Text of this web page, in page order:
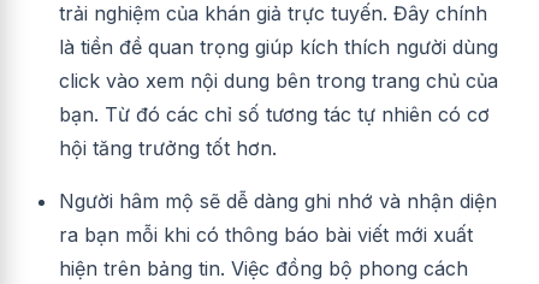
trải nghiệm của khán giả trực tuyến. Đây chính
là tiền đề quan trọng giúp kích thích người dùng
click vào xem nội dung bên trong trang chủ của
bạn. Từ đó các chỉ số tương tác tự nhiên có cơ
hội tăng trưởng tốt hơn.
Người hâm mộ sẽ dễ dàng ghi nhớ và nhận diện
ra bạn mỗi khi có thông báo bài viết mới xuất
hiện trên bảng tin. Việc đồng bộ phong cách